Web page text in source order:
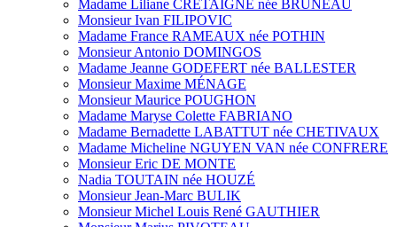
Madame Liliane CRÉTAIGNE née BRUNEAU
Monsieur Ivan FILIPOVIC
Madame France RAMEAUX née POTHIN
Monsieur Antonio DOMINGOS
Madame Jeanne GODEFERT née BALLESTER
Monsieur Maxime MÉNAGE
Monsieur Maurice POUGHON
Madame Maryse Colette FABRIANO
Madame Bernadette LABATTUT née CHETIVAUX
Madame Micheline NGUYEN VAN née CONFRERE
Monsieur Eric DE MONTE
Nadia TOUTAIN née HOUZÉ
Monsieur Jean-Marc BULIK
Monsieur Michel Louis René GAUTHIER